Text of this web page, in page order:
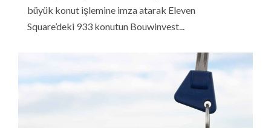
büyük konut işlemine imza atarak Eleven
Square’deki 933 konutun Bouwinvest...